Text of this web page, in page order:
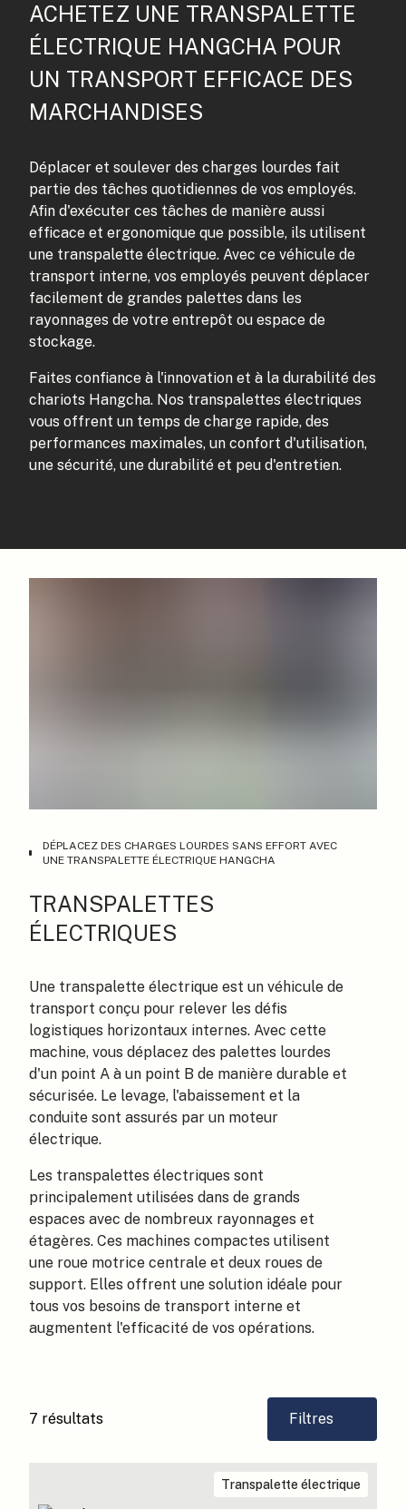
ACHETEZ UNE TRANSPALETTE
ÉLECTRIQUE HANGCHA POUR
UN TRANSPORT EFFICACE DES
MARCHANDISES
Déplacer et soulever des charges lourdes fait
partie des tâches quotidiennes de vos employés.
Afin d'exécuter ces tâches de manière aussi
efficace et ergonomique que possible, ils utilisent
une transpalette électrique. Avec ce véhicule de
transport interne, vos employés peuvent déplacer
facilement de grandes palettes dans les
rayonnages de votre entrepôt ou espace de
stockage.
Faites confiance à l'innovation et à la durabilité des
chariots Hangcha. Nos transpalettes électriques
vous offrent un temps de charge rapide, des
performances maximales, un confort d'utilisation,
une sécurité, une durabilité et peu d'entretien.
DÉPLACEZ DES CHARGES LOURDES SANS EFFORT AVEC
UNE TRANSPALETTE ÉLECTRIQUE HANGCHA
TRANSPALETTES
ÉLECTRIQUES
Une transpalette électrique est un véhicule de
transport conçu pour relever les défis
logistiques horizontaux internes. Avec cette
machine, vous déplacez des palettes lourdes
d'un point A à un point B de manière durable et
sécurisée. Le levage, l'abaissement et la
conduite sont assurés par un moteur
électrique.
Les transpalettes électriques sont
principalement utilisées dans de grands
espaces avec de nombreux rayonnages et
étagères. Ces machines compactes utilisent
une roue motrice centrale et deux roues de
support. Elles offrent une solution idéale pour
tous vos besoins de transport interne et
augmentent l'efficacité de vos opérations.
7 résultats Filtres
Transpalette électrique